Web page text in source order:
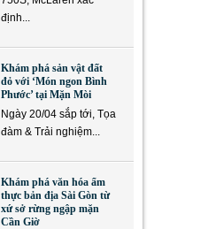
định...
Khám phá sản vật đất
đỏ với ‘Món ngon Bình
Phước’ tại Mặn Mòi
Ngày 20/04 sắp tới, Tọa
đàm & Trải nghiệm...
Khám phá văn hóa ẩm
thực bản địa Sài Gòn từ
xứ sở rừng ngập mặn
Cần Giờ